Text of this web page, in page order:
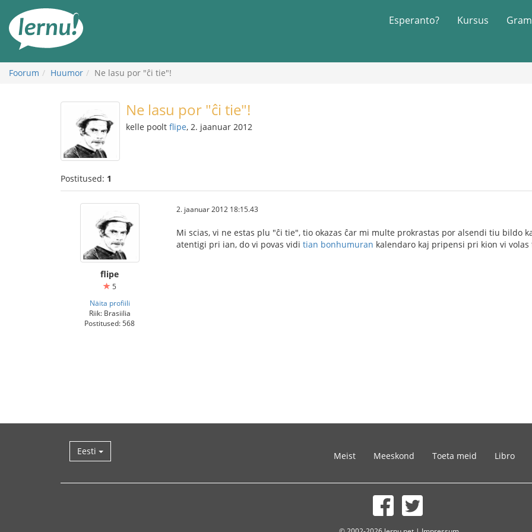
juurde
Esperanto? Kursus
Foorum Huumor Ne lasu por "ĉi tie"!
Ne lasu por "ĉi tie"!
kelle poolt flipe, 2. jaanuar 2012
Postitused: 1
flipe
5
Näita profiili
Riik: Brasiilia
Postitused: 568
2. jaanuar 2012 18:15.43
Mi scias, vi ne estas plu "ĉi tie", tio okazas ĉar mi multe prokrastas por alsendi tiu bildo
atentigi pri ian, do vi povas vidi tian bonhumuran kalendaro kaj pripensi pri kion vi
Eesti Meist Meeskond Toeta meid Libro